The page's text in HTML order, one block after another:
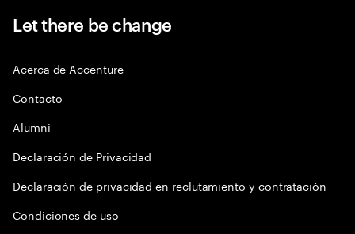
Let there be change
Acerca de Accenture
Contacto
Alumni
Declaración de Privacidad
Declaración de privacidad en reclutamiento y contratación
Condiciones de uso